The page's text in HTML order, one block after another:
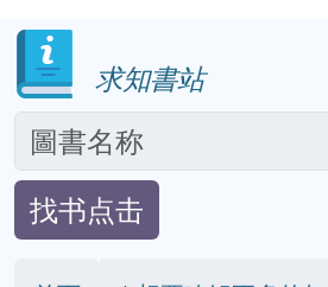
求知書站
找书点击